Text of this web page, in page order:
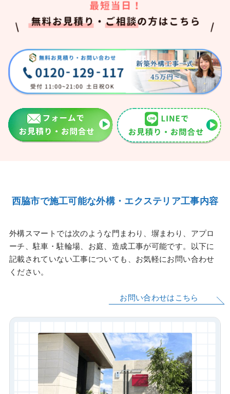
西脇市で施工可能な外構・エクステリア工事内容
外構スマートでは次のような門まわり、塀まわり、アプロ
ーチ、駐車・駐輪場、お庭、造成工事が可能です。以下に
記載されていない工事についても、お気軽にお問い合わせ
ください。
お問い合わせはこちら